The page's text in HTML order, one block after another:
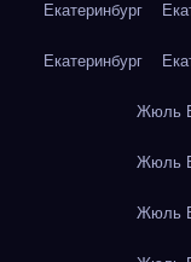
Екатеринбург
Екатеринбург
Жюль
Жюль
Жюль